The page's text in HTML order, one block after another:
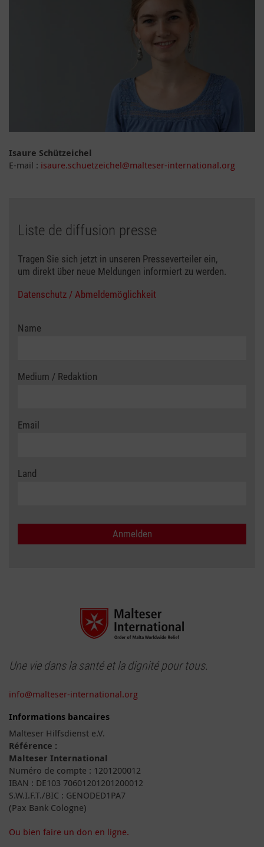
Isaure Schützeichel
E-mail : isaure.schuetzeichel@malteser-international.org
Liste de diffusion presse
Tragen Sie sich jetzt in unseren Presseverteiler ein,
um direkt über neue Meldungen informiert zu werden.
Datenschutz / Abmeldemöglichkeit
Name
Medium / Redaktion
Email
Land
Une vie dans la santé et la dignité pour tous.
info@malteser-international.org
Informations bancaires
Malteser Hilfsdienst e.V.
Référence :
Malteser International
Numéro de compte : 1201200012
IBAN : DE103 70601201201200012
S.W.I.F.T./BIC : GENODED1PA7
(Pax Bank Cologne)
Ou bien faire un don en ligne.